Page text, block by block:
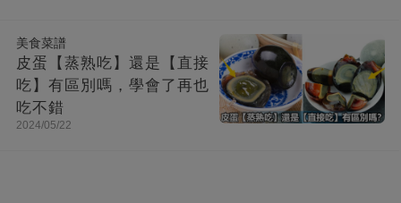
美食菜譜
皮蛋【蒸熟吃】還是【直接
吃】有區別嗎，學會了再也
吃不錯
2024/05/22